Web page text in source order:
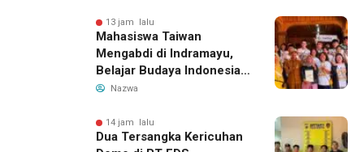
13 jam lalu
Mahasiswa Taiwan
Mengabdi di Indramayu,
Belajar Budaya Indonesia
dan Edukasi Pekerja
Nazwa
14 jam lalu
Dua Tersangka Kericuhan